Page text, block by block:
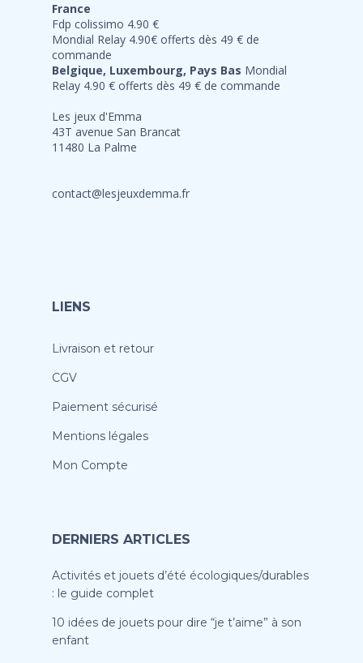
France
Fdp colissimo 4.90 €
Mondial Relay 4.90€ offerts dès 49 € de
commande
Belgique, Luxembourg, Pays Bas Mondial
Relay 4.90 € offerts dès 49 € de commande
Les jeux d'Emma
43T avenue San Brancat
11480 La Palme
contact@lesjeuxdemma.fr
LIENS
Livraison et retour
CGV
Paiement sécurisé
Mentions légales
Mon Compte
DERNIERS ARTICLES
Activités et jouets d’été écologiques/durables
: le guide complet
10 idées de jouets pour dire “je t’aime” à son
enfant